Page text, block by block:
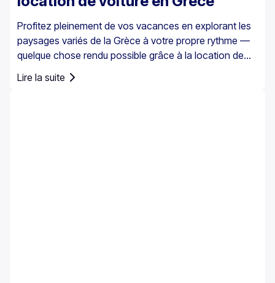
Profitez pleinement de vos vacances en explorant les
paysages variés de la Grèce à votre propre rythme —
quelque chose rendu possible grâce à la location de
Grèce, l’assurance automobile n’est pas simplement
Lire la suite